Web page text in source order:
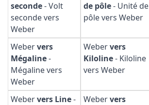
seconde-Volt
seconde vers
Weber
de pôle- Unité de
pôle vers Weber
Webervers
Mégaline-
Mégaline vers
Weber
Webervers
Kiloline- Kiloline
vers Weber
Webervers Line-
Webervers